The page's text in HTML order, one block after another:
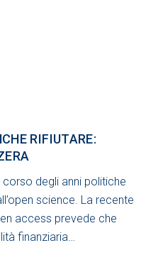
RIFIUTARE:
degli anni politiche
science. La recente
access prevede che
finanziaria…